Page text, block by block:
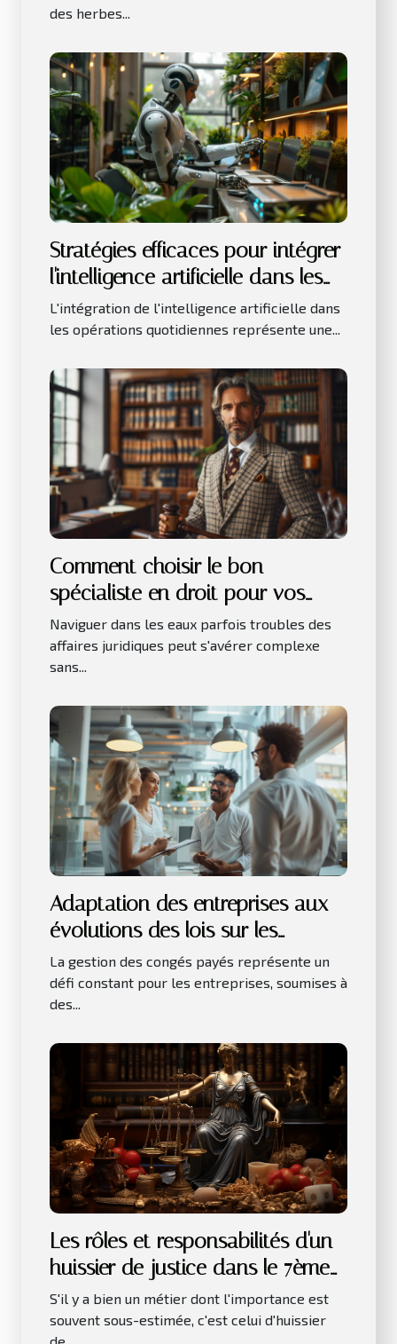
des herbes...
Stratégies efficaces pour intégrer
l'intelligence artificielle dans les
petites entreprises
L'intégration de l'intelligence artificielle dans
les opérations quotidiennes représente une...
Comment choisir le bon
spécialiste en droit pour vos
besoins juridiques
Naviguer dans les eaux parfois troubles des
affaires juridiques peut s'avérer complexe
sans...
Adaptation des entreprises aux
évolutions des lois sur les
congés payés
La gestion des congés payés représente un
défi constant pour les entreprises, soumises à
des...
Les rôles et responsabilités d'un
huissier de justice dans le 7ème
arrondissement de Paris
S'il y a bien un métier dont l'importance est
souvent sous-estimée, c'est celui d'huissier